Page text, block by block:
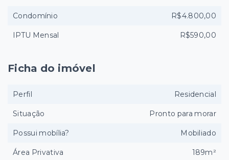
Condomínio R$4.800,00
IPTU Mensal R$590,00
Ficha do imóvel
Perfil Residencial
Situação Pronto para morar
Possui mobília? Mobiliado
Área Privativa 189m²